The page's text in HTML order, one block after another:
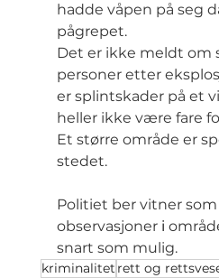
hadde våpen på seg
pågrepet.
Det er ikke meldt om
personer etter
er splintskader på et
heller ikke være fare
Et større område er
stedet.
Politiet ber vitner
observasjoner i
snart som mulig.
kriminalitet rett og